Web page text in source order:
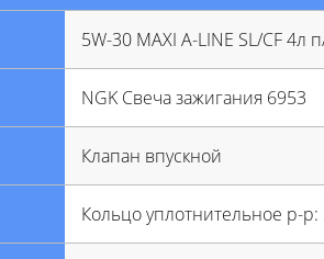
5W-30 MAXI A-LINE SL/CF 4л
NGK Свеча зажигания 6953
Клапан впускной
Кольцо уплотнительное р-р: